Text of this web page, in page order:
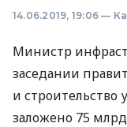
14.06.2019, 19:06 —
Министр
заседании
и строительство
заложено 75